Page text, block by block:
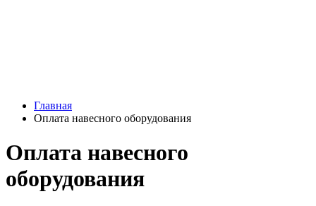
Главная
Оплата навесного оборудования
Оплата навесного
оборудования